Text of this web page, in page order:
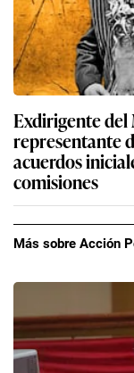
Exdirigente del
representante
acuerdos
comisiones
Más sobre Acción